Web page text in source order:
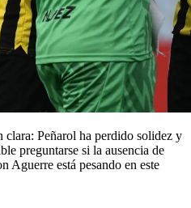
clara: Peñarol ha perdido solidez y
preguntarse si la ausencia de
Aguerre está pesando en este